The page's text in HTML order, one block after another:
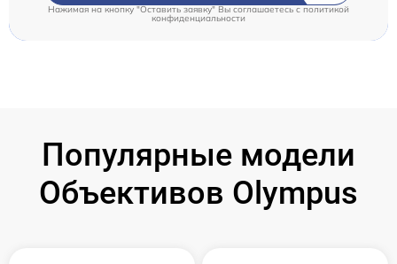
Нажимая на кнопку "Оставить заявку" Вы соглашаетесь cполитикой
конфиденциальности
Популярные модели
Объективов Olympus